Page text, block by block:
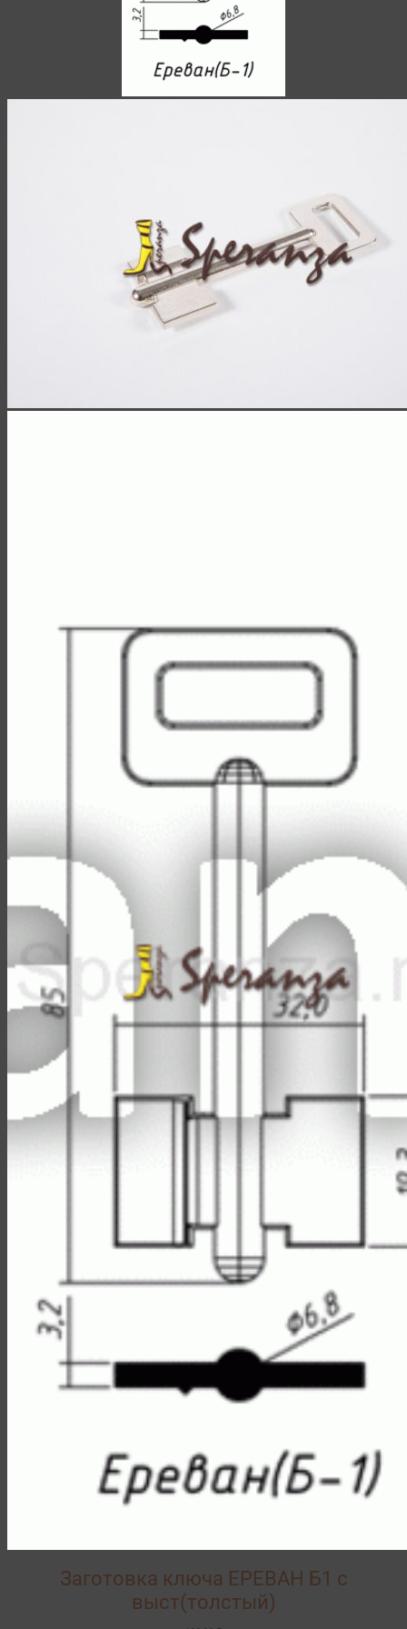
Заготовка ключа ЕРЕВАН Б1 с
выст(толстый)